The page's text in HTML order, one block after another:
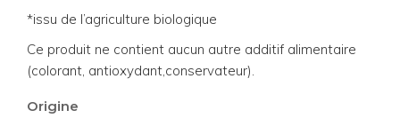
*issu de l’agriculture biologique
Ce produit ne contient aucun autre additif alimentaire
(colorant, antioxydant,conservateur).
Origine